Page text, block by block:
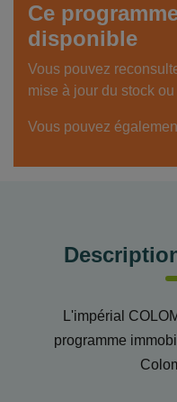
Ce
disponible
Vous pouvez
mise à jour du stock ou
Vous pouvez
L'impérial
programme